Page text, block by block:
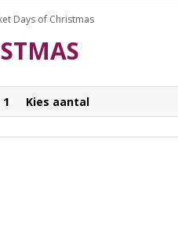
Days of Christmas
1 Kies aantal